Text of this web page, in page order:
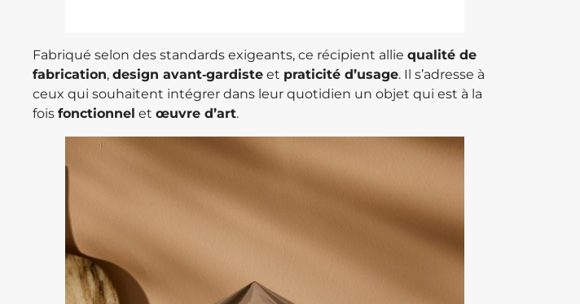
Fabriqué selon des standards exigeants, ce récipient allie qualité de
fabrication, design avant‑gardiste et praticité d’usage. Il s’adresse à
ceux qui souhaitent intégrer dans leur quotidien un objet qui est à la
fois fonctionnel et œuvre d’art.